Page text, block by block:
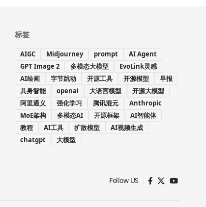
标签
AIGC Midjourney prompt
AI Agent
GPT Image 2
多模态大模型
EvoLink灵感
AI绘画
字节跳动 开源工具 开源模型
早报
具身智能
openai 大语言模型
开源大模型
阿里通义
强化学习 腾讯混元
Anthropic
MoE架构
多模态AI 开源框架
AI智能体
教程
AI工具 扩散模型
AI视频生成
chatgpt
大模型
Follow US